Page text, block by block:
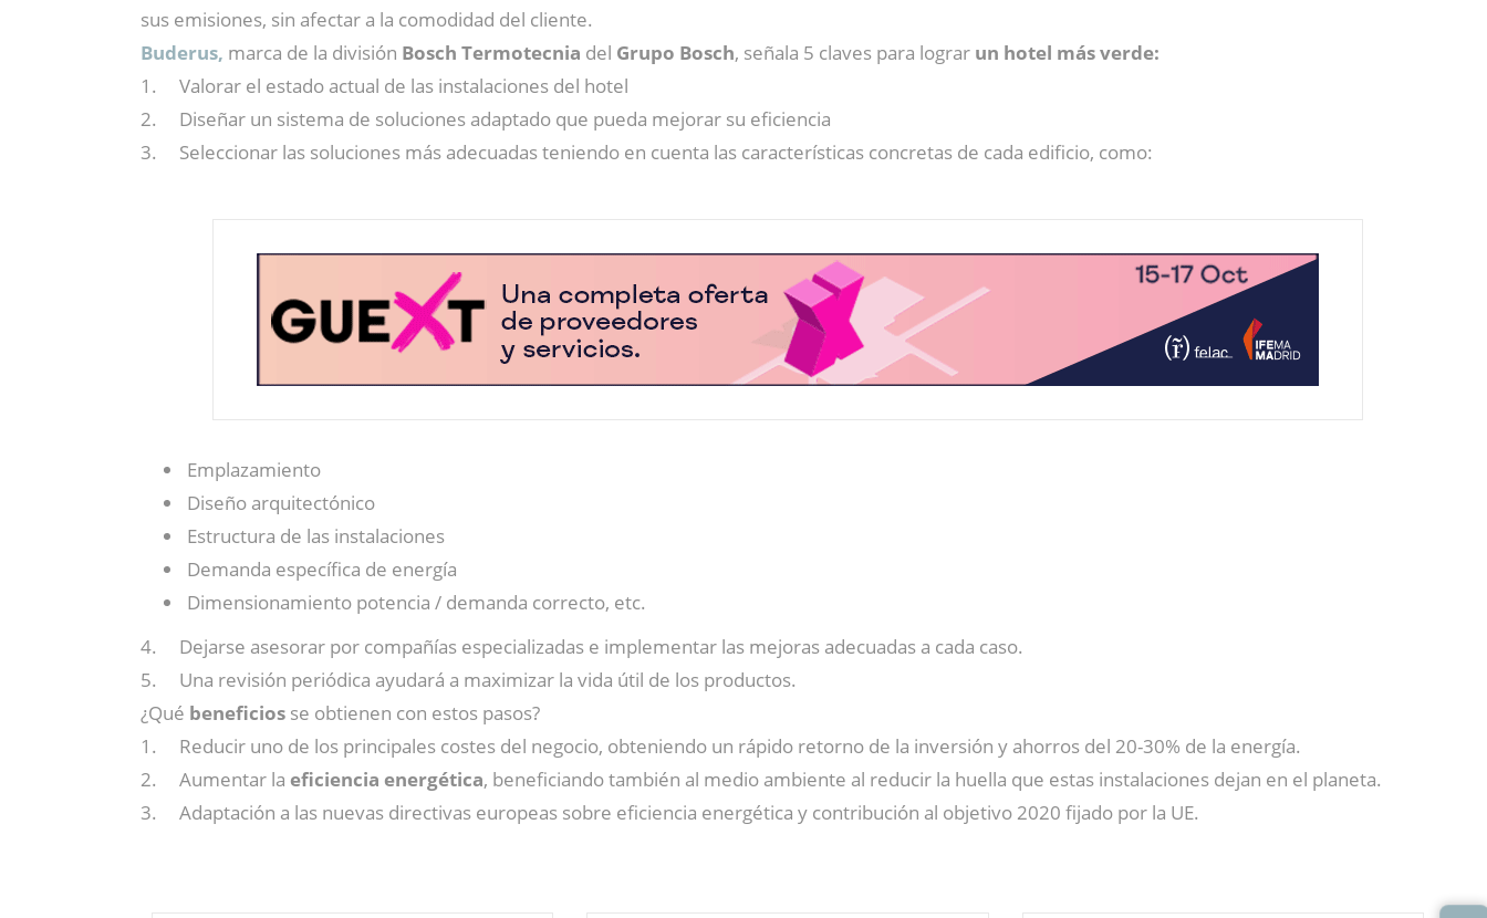
sus emisiones, sin afectar a la comodidad del cliente.
Buderus, marca de la división Bosch Termotecnia del Grupo Bosch, señala 5 claves para lograr un hotel más verde:
1. Valorar el estado actual de las instalaciones del hotel
2. Diseñar un sistema de soluciones adaptado que pueda mejorar su eficiencia
3. Seleccionar las soluciones más adecuadas teniendo en cuenta las características concretas de cada edificio, como:
Emplazamiento
Diseño arquitectónico
Estructura de las instalaciones
Demanda específica de energía
Dimensionamiento potencia / demanda correcto, etc.
4. Dejarse asesorar por compañías especializadas e implementar las mejoras adecuadas a cada caso.
5. Una revisión periódica ayudará a maximizar la vida útil de los productos.
¿Qué beneficios se obtienen con estos pasos?
1. Reducir uno de los principales costes del negocio, obteniendo un rápido retorno de la inversión y ahorros del 20-30% de la energía.
2. Aumentar la eficiencia energética, beneficiando también al medio ambiente al reducir la huella que estas instalaciones dejan en el planeta.
3. Adaptación a las nuevas directivas europeas sobre eficiencia energética y contribución al objetivo 2020 fijado por la UE.